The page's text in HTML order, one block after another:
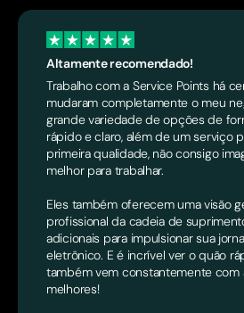
Altamente recomendado!
Trabalho com a Service Points há
mudaram completamente o meu
grande variedade de opções de
rápido e claro, além de um serviço
primeira qualidade, não consigo
melhor para trabalhar.
Eles também oferecem uma visão
profissional da cadeia de
adicionais para impulsionar sua
eletrônico. E é incrível ver o quão
também vem constantemente com
melhores!